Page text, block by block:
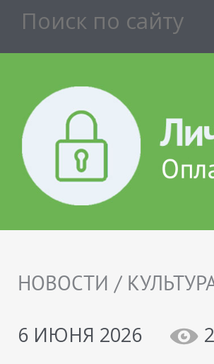
НОВОСТИ /
6 ИЮНЯ 2026